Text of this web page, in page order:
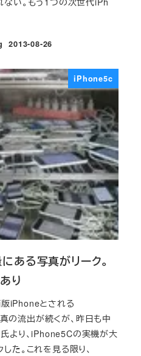
投稿日
2013-08-26
iPhone5c
ある写真がリーク。
り
iPhoneとされる
の流出が続くが、昨日も中
より、iPhone5Cの実機が大
た。これを見る限り、